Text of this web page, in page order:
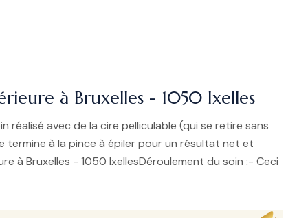
à Bruxelles - 1050 Ixelles
réalisé avec de la cire pelliculable (qui se retire sans
termine à la pince à épiler pour un résultat net et
à Bruxelles - 1050 IxellesDéroulement du soin :- Ceci